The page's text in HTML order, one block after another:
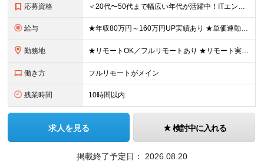
応募資格 ＜20代〜50代まで幅広い年代が活躍中！ITエンジニアとしての実務経験が1年以上ある方を募集！＞ ◆何らかの開発経験1年以上をお持ちの方（言語不問） ◆既卒・ブランクもOK ◆学歴不問 ◆転職回数は一
給与 ★年収80万円～160万円UP実績あり ★単価連動型×高還元率で年収UP ▼月給40万円～125万円＋各種手当 ┗想定年収：400万円～1500万円 ※固定残業代（30時間分／7万6000円～）を含
勤務地 ★リモートOK／フルリモートあり ★リモート実施率90%以上 ★一都三県のプロジェクト先 ★転居を伴う転勤なし ＜理想の働き方を実現できます！＞ ・フルリモート ・リモートと出社のハイブリッド ・フ
働き方 フルリモートがメイン
残業時間 10時間以内
求人を見る 検討中に入れる
掲載終了予定日： 2026.08.20